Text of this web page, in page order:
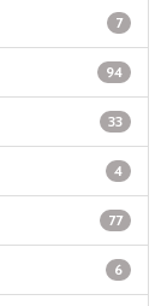
7
94
33
4
77
6